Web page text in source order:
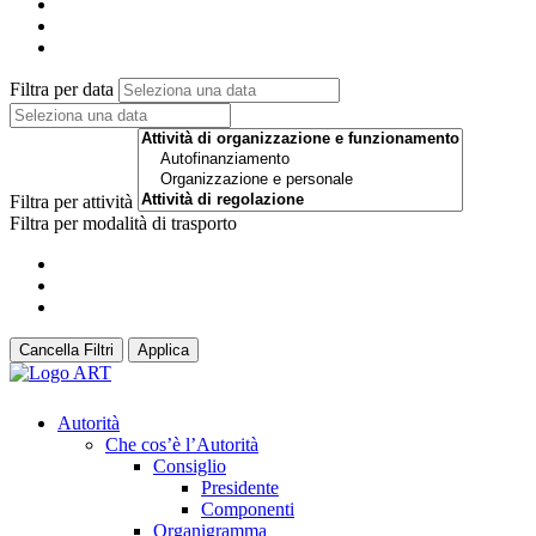
Filtra per data
Filtra per attività
Filtra per modalità di trasporto
Cancella Filtri Applica
Autorità
Che cos’è l’Autorità
Consiglio
Presidente
Componenti
Organigramma